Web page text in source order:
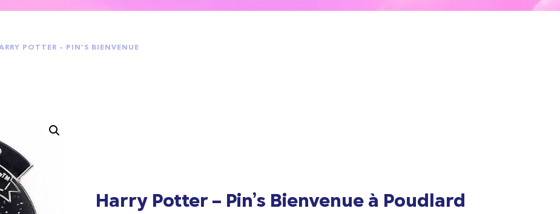
POTTER – PIN’S BIENVENUE
Harry Potter – Pin’s Bienvenue à Poudlard